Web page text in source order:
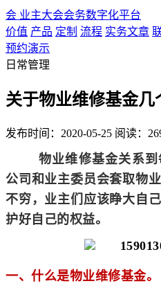
会 业主大会会务数字化平台
价值 产品 定制 流程 实务文章
预约演示
日常管理
关于物业维修基金几
发布时间：2020-05-25 阅读：
物业维修基金关系
公司和业主委员会套取物
不穷，业主们应该睁大自
护好自己的权益。
一、什么是物业维修基金。